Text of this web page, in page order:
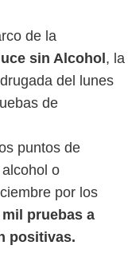
de la
sin Alcohol, la
del lunes
de
puntos de
o
por los
pruebas a
positivas.